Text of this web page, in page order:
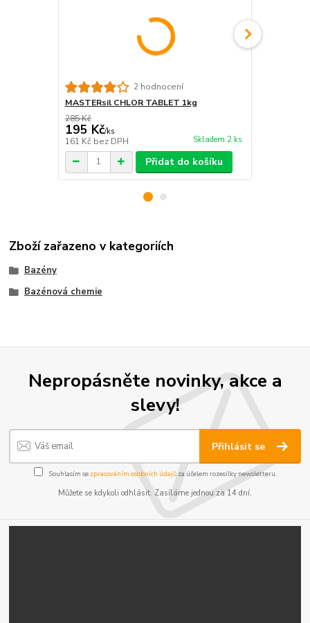
2 hodnocení
MASTERsil CHLOR TABLET 1kg
285 Kč
195 Kč/ks
161 Kč bez DPH Skladem 2 ks
Přidat do košíku
Zboží zařazeno v kategoriích
Bazény
Bazénová chemie
Nepropásněte novinky, akce a
slevy!
Přihlásit se
Souhlasím se zpracováním osobních údajůza účelem rozesílky newsletteru.
Můžete se kdykoli odhlásit. Zasíláme jednou za 14 dní.